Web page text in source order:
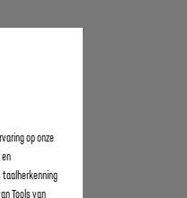
op onze
taalherkenning
Tools van